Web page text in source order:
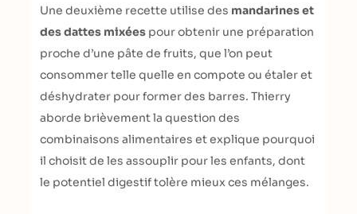
Une deuxième recette utilise des mandarines et
des dattes mixées pour obtenir une préparation
proche d’une pâte de fruits, que l’on peut
consommer telle quelle en compote ou étaler et
déshydrater pour former des barres. Thierry
aborde brièvement la question des
combinaisons alimentaires et explique pourquoi
il choisit de les assouplir pour les enfants, dont
le potentiel digestif tolère mieux ces mélanges.